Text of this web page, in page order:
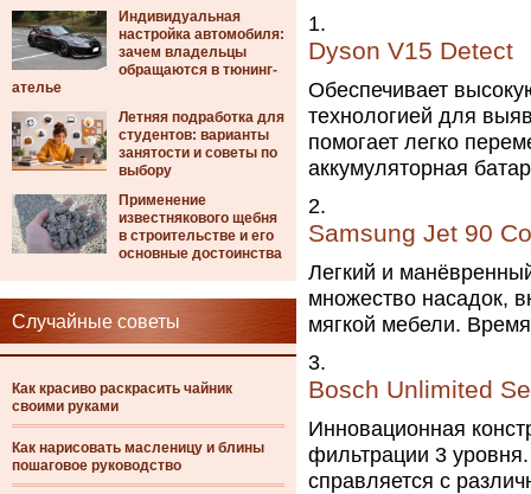
Индивидуальная
настройка автомобиля:
зачем владельцы
обращаются в тюнинг-
ателье
Летняя подработка для
студентов: варианты
занятости и советы по
выбору
Применение
известнякового щебня
в строительстве и его
основные достоинства
Случайные советы
Как красиво раскрасить чайник
своими руками
Как нарисовать масленицу и блины
пошаговое руководство
Dyson V15 Detect
Обеспечивает
технологией для
помогает легко
аккумуляторная
Samsung Jet 90
Легкий и
множество насадок,
мягкой мебели.
Bosch Unlimited
Инновационная
фильтрации 3
справляется с